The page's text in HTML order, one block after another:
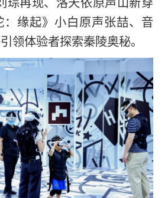
缘起》小白原声张喆、音
领体验者探索秦陵奥秘。